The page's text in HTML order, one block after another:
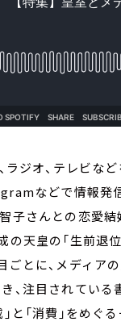
ラジオ、テレビ
などで情報発
さんとの恋愛結
天皇の「生前退
ごとに、メディア
、注目されてい
と「消費」をめぐ